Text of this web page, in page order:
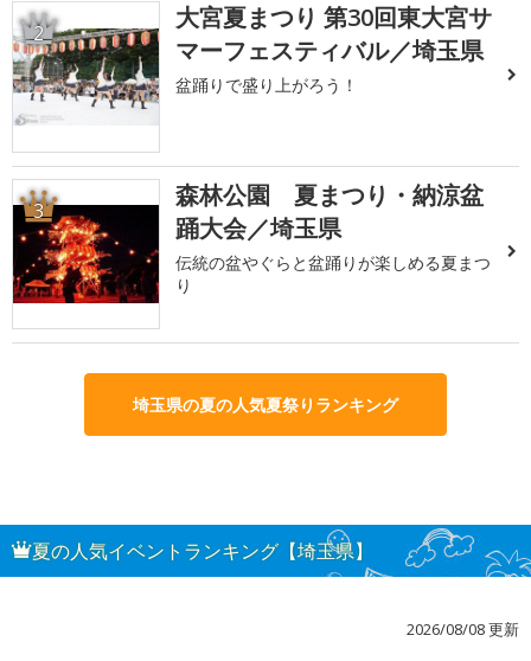
2
大宮夏まつり 第30回東大宮サ
マーフェスティバル／埼玉県
盆踊りで盛り上がろう！
3
森林公園 夏まつり・納涼盆
踊大会／埼玉県
伝統の盆やぐらと盆踊りが楽しめる夏まつ
り
埼玉県の夏の人気夏祭りランキング
夏の人気イベントランキング【埼玉県】
2026/08/08 更新